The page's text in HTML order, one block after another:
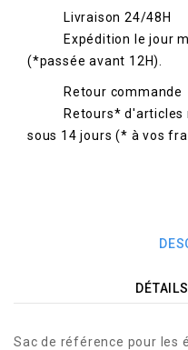
Livraison 24/48H
Expédition le jour
(*passée avant 12H).
Retour commande
Retours* d'articles
sous 14 jours (* à vos
Sac de référence pour les